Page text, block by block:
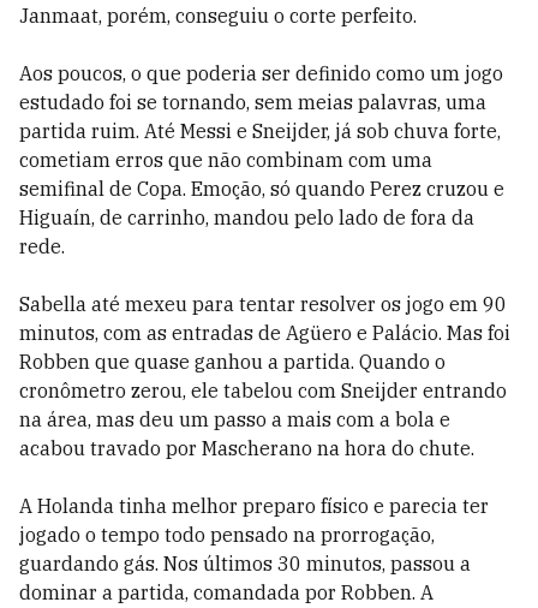
Janmaat, porém, conseguiu o corte perfeito.
Aos poucos, o que poderia ser definido como um jogo
estudado foi se tornando, sem meias palavras, uma
partida ruim. Até Messi e Sneijder, já sob chuva forte,
cometiam erros que não combinam com uma
semifinal de Copa. Emoção, só quando Perez cruzou e
Higuaín, de carrinho, mandou pelo lado de fora da
rede.
Sabella até mexeu para tentar resolver os jogo em 90
minutos, com as entradas de Agüero e Palácio. Mas foi
Robben que quase ganhou a partida. Quando o
cronômetro zerou, ele tabelou com Sneijder entrando
na área, mas deu um passo a mais com a bola e
acabou travado por Mascherano na hora do chute.
A Holanda tinha melhor preparo físico e parecia ter
jogado o tempo todo pensado na prorrogação,
guardando gás. Nos últimos 30 minutos, passou a
dominar a partida, comandada por Robben. A